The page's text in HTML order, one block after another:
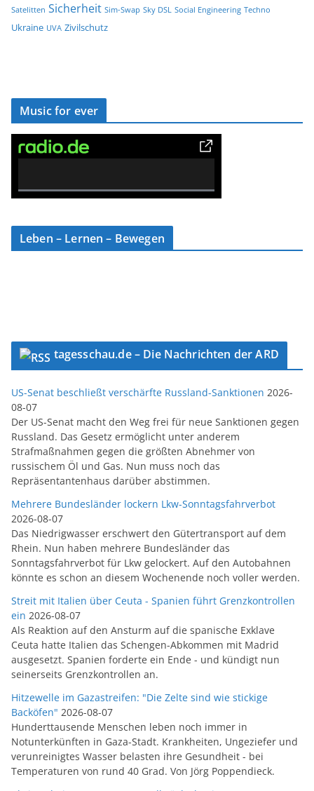
Satelitten Sicherheit Sim-Swap Sky DSL Social Engineering Techno
Ukraine UVA Zivilschutz
Music for ever
0% Complete
Leben – Lernen – Bewegen
tagesschau.de – Die Nachrichten der ARD
US-Senat beschließt verschärfte Russland-Sanktionen 2026-
08-07
Der US-Senat macht den Weg frei für neue Sanktionen gegen
Russland. Das Gesetz ermöglicht unter anderem
Strafmaßnahmen gegen die größten Abnehmer von
russischem Öl und Gas. Nun muss noch das
Repräsentantenhaus darüber abstimmen.
Mehrere Bundesländer lockern Lkw-Sonntagsfahrverbot
2026-08-07
Das Niedrigwasser erschwert den Gütertransport auf dem
Rhein. Nun haben mehrere Bundesländer das
Sonntagsfahrverbot für Lkw gelockert. Auf den Autobahnen
könnte es schon an diesem Wochenende noch voller werden.
Streit mit Italien über Ceuta - Spanien führt Grenzkontrollen
ein 2026-08-07
Als Reaktion auf den Ansturm auf die spanische Exklave
Ceuta hatte Italien das Schengen-Abkommen mit Madrid
ausgesetzt. Spanien forderte ein Ende - und kündigt nun
seinerseits Grenzkontrollen an.
Hitzewelle im Gazastreifen: "Die Zelte sind wie stickige
Backöfen" 2026-08-07
Hunderttausende Menschen leben noch immer in
Notunterkünften in Gaza-Stadt. Krankheiten, Ungeziefer und
verunreinigtes Wasser belasten ihre Gesundheit - bei
Temperaturen von rund 40 Grad. Von Jörg Poppendieck.